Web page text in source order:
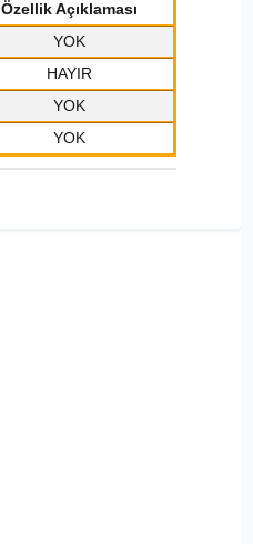
Özellik Açıklaması
YOK
HAYIR
YOK
YOK